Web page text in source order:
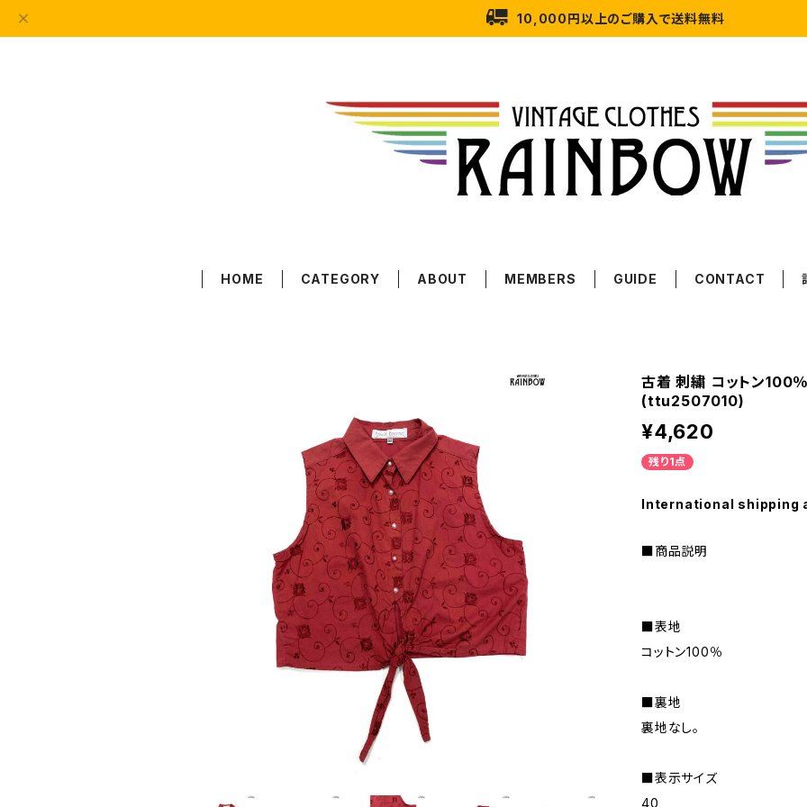
10,000円以上のご購入で送料無料
HOME CATEGORY ABOUT MEMBERS GUIDE CONTACT
古着 刺繍 コットン100
(ttu2507010)
¥4,620
残り1点
International shipping
■商品説明
■表地
コットン100％
■裏地
裏地なし。
■表示サイズ
40